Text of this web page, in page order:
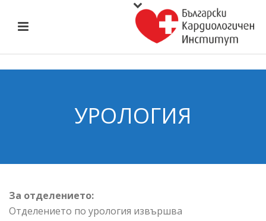
УРОЛОГИЯ
За отделението:
Отделението по урология извършва